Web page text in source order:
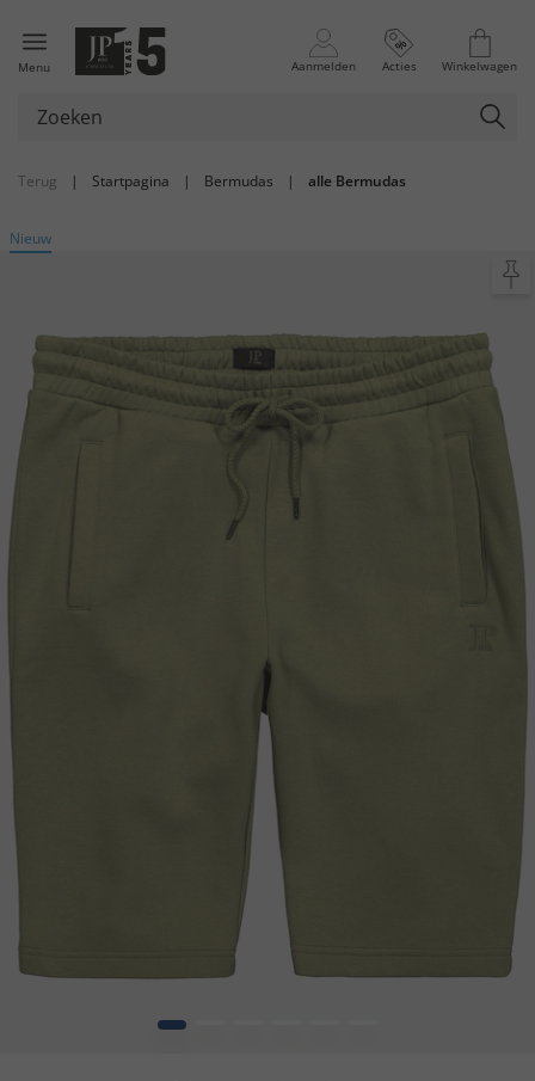
Menu Aanmelden Acties Winkelwagen
Terug | Startpagina | Bermudas | alle Bermudas
Nieuw
1